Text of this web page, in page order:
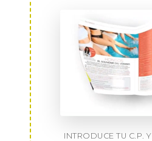
INTRODUCE TU C.P. Y